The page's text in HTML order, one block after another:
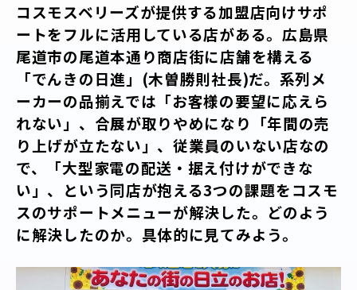
コスモスベリーズが提供する加盟店向けサポ
ートをフルに活用している店がある。広島県
尾道市の尾道本通り商店街に店舗を構える
「でんきの日進」(木曽勝則社長)だ。系列メ
ーカーの品揃えでは「お客様の要望に応えら
れない」、合展が取りやめになり「年間の売
り上げが立たない」、従業員のいない店なの
で、「大型家電の配送・据え付けができな
い」、という同店が抱える3つの課題をコスモ
スのサポートメニューが解決した。どのよう
に解決したのか。具体的に見てみよう。